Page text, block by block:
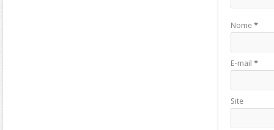
Nome *
E-mail *
Site